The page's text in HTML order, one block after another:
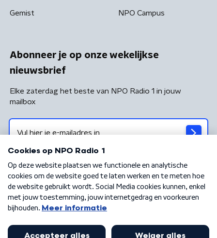
Gemist NPO Campus
Abonneer je op onze wekelijkse
nieuwsbrief
Elke zaterdag het beste van NPO Radio 1 in jouw
mailbox
Algemene voorwaarden